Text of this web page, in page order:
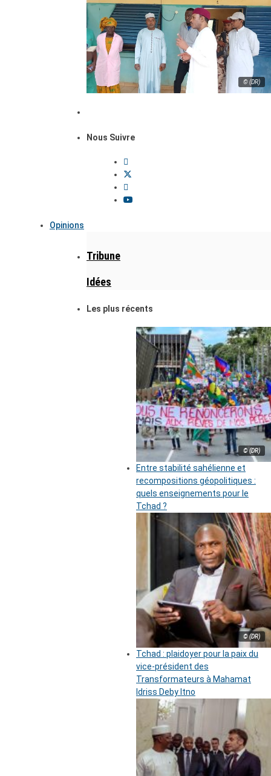
© (DR)
Nous Suivre
Opinions
Tribune
Idées
Les plus récents
© (DR)
Entre stabilité sahélienne et
recompositions géopolitiques :
quels enseignements pour le
Tchad ?
© (DR)
Tchad : plaidoyer pour la paix du
vice-président des
Transformateurs à Mahamat
Idriss Deby Itno